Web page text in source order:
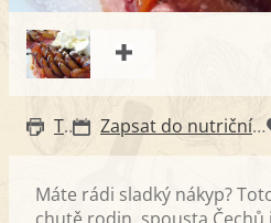
Tisk Zapsat do nutričního diáře
Máte rádi sladký nákyp?